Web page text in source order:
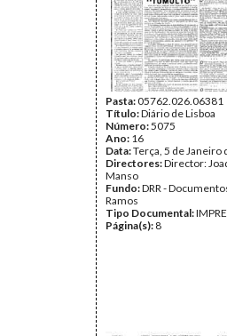
Pasta:05762.026.06381
Título:Diário de Lisboa
Número:5075
Ano: 16
Data:Terça, 5 de Janeiro
Directores:Director:
Manso
Fundo:DRR -
Ramos
Tipo Documental:
Página(s): 8